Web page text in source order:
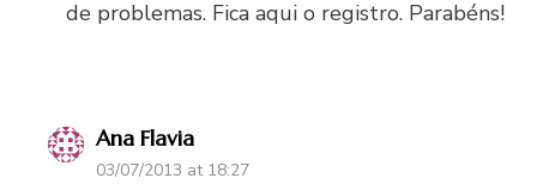
de problemas. Fica aqui o registro. Parabéns!
Ana Flavia
03/07/2013 at 18:27